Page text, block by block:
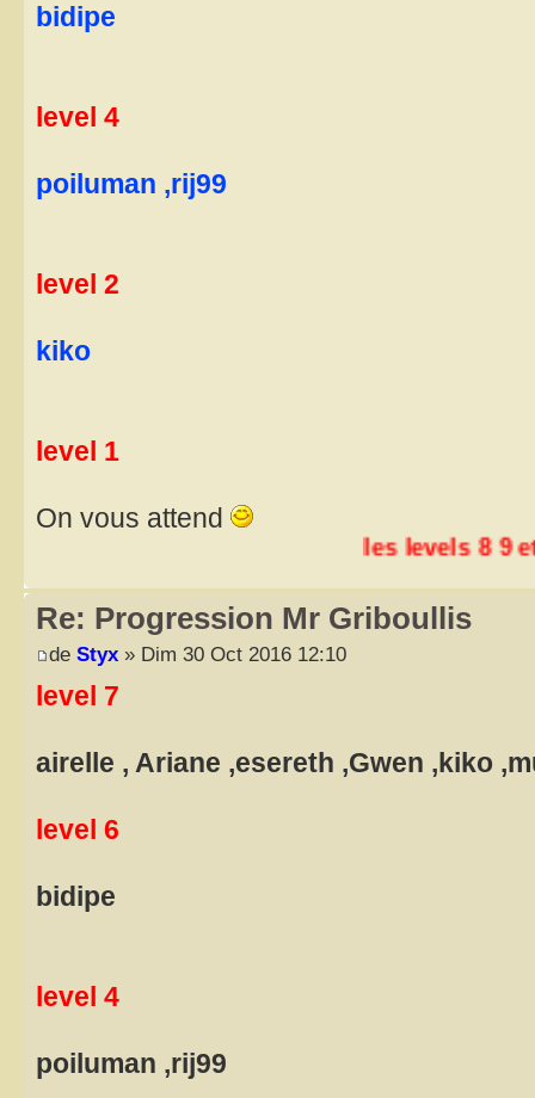
bidipe
level 4
poiluman ,rij99
level 2
kiko
level 1
On vous attend
les levels 8 9 et 10
Re: Progression Mr Griboullis
de Styx » Dim 30 Oct 2016 12:10
level 7
airelle , Ariane ,esereth ,Gwen ,kiko
level 6
bidipe
level 4
poiluman ,rij99